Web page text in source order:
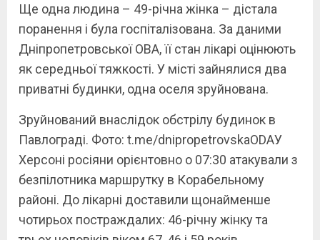
Ще одна людина – 49-річна жінка – дістала
поранення і була госпіталізована. За даними
Дніпропетровської ОВА, її стан лікарі оцінюють
як середньої тяжкості. У місті зайнялися два
приватні будинки, одна оселя зруйнована.
Зруйнований внаслідок обстрілу будинок в
Павлограді. Фото: t.me/dnipropetrovskaODAУ
Херсоні росіяни орієнтовно о 07:30 атакували з
безпілотника маршрутку в Корабельному
районі. До лікарні доставили щонайменше
чотирьох постраждалих: 46-річну жінку та